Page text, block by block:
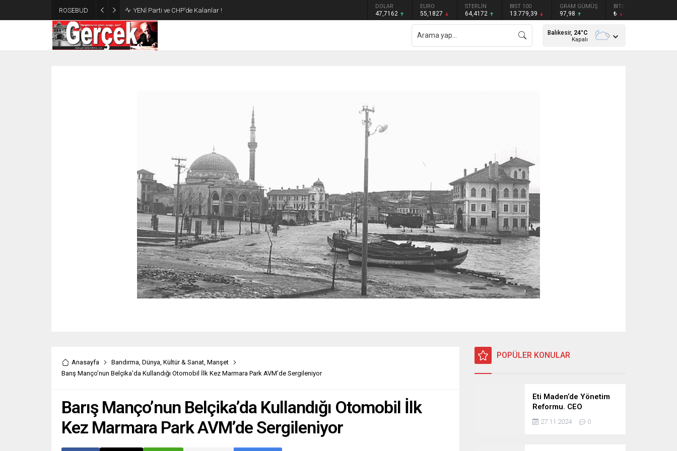
ROSEBUD YENİ Parti ve CHP’de Kalanlar ! DOLAR
47,7162
EURO
55,1827
STERLİN
64,4172
BIST 100
13.779,39
GRAM GÜMÜŞ
97,98
BITCOIN
₺
Balıkesir, 24°C
Kapalı
Anasayfa Bandırma, Dünya, Kültür & Sanat, Manşet
Barış Manço’nun Belçika’da Kullandığı Otomobil İlk Kez Marmara Park AVM’de Sergileniyor
Barış Manço’nun Belçika’da Kullandığı Otomobil İlk
Kez Marmara Park AVM’de Sergileniyor
POPÜLER KONULAR
Eti Maden’de Yönetim
Reformu. CEO
Modeli’nde Kadro /
Taşeron İşçilik Ayrımı
27.11.2024 0